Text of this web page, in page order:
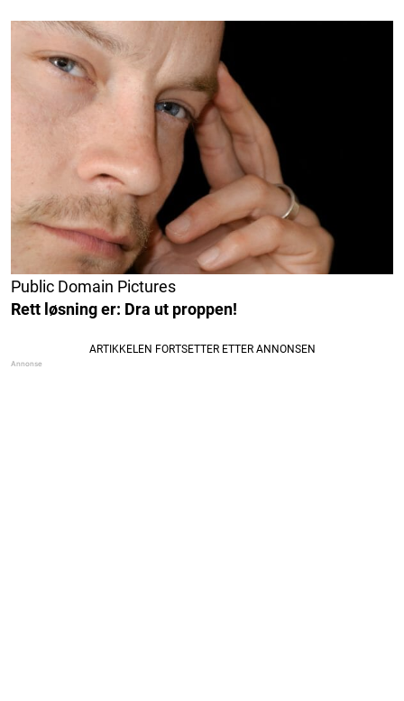
Public Domain Pictures
Rett løsning er: Dra ut proppen!